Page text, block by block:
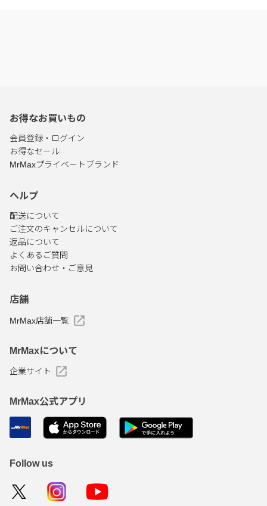
お得なお買いもの
会員登録・ログイン
お得なセール
MrMaxプライベートブランド
ヘルプ
配送について
ご注文のキャンセルについて
返品について
よくあるご質問
お問い合わせ・ご意見
店舗
MrMax店舗一覧
MrMaxについて
企業サイト
MrMax公式アプリ
Follow us